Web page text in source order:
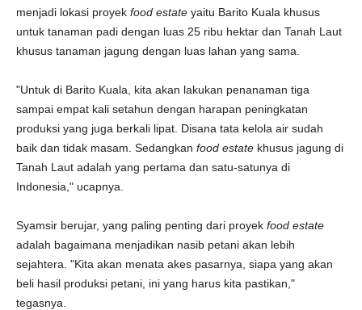
menjadi lokasi proyek food estate yaitu Barito Kuala khusus
untuk tanaman padi dengan luas 25 ribu hektar dan Tanah Laut
khusus tanaman jagung dengan luas lahan yang sama.
"Untuk di Barito Kuala, kita akan lakukan penanaman tiga
sampai empat kali setahun dengan harapan peningkatan
produksi yang juga berkali lipat. Disana tata kelola air sudah
baik dan tidak masam. Sedangkan food estate khusus jagung di
Tanah Laut adalah yang pertama dan satu-satunya di
Indonesia," ucapnya.
Syamsir berujar, yang paling penting dari proyek food estate
adalah bagaimana menjadikan nasib petani akan lebih
sejahtera. "Kita akan menata akes pasarnya, siapa yang akan
beli hasil produksi petani, ini yang harus kita pastikan,"
tegasnya.